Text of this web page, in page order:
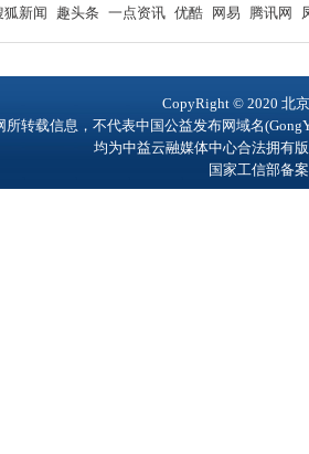
狐新闻 趣头条 一点资讯 优酷 网易 腾讯网
CopyRight © 2020 北
所转载信息，不代表中国公益发布网域名
均为中益云融媒体中心合法拥有
国家工信部备